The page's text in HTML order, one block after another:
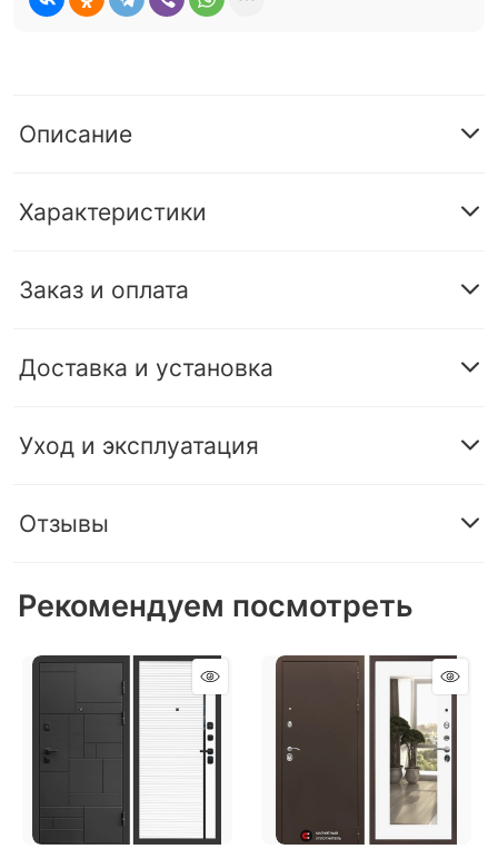
Описание
Характеристики
Заказ и оплата
Доставка и установка
Уход и эксплуатация
Отзывы
Рекомендуем посмотреть